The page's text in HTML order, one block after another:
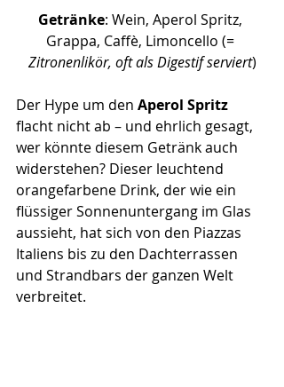
Getränke: Wein, Aperol Spritz,
Grappa, Caffè, Limoncello (=
Zitronenlikör, oft als Digestif serviert)
Der Hype um den Aperol Spritz
flacht nicht ab – und ehrlich gesagt,
wer könnte diesem Getränk auch
widerstehen? Dieser leuchtend
orangefarbene Drink, der wie ein
flüssiger Sonnenuntergang im Glas
aussieht, hat sich von den Piazzas
Italiens bis zu den Dachterrassen
und Strandbars der ganzen Welt
verbreitet.